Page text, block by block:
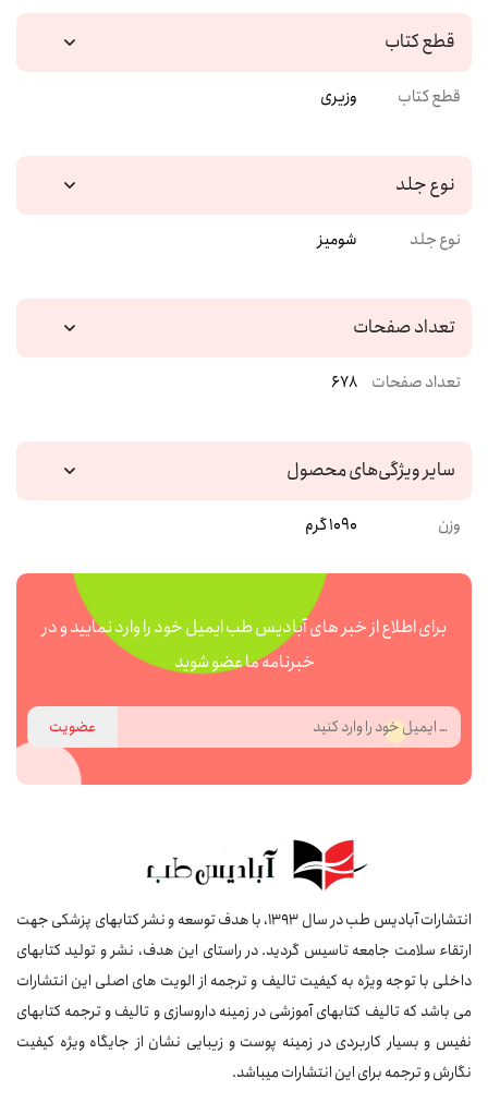
قطع کتاب
قطع کتاب وزیری
نوع جلد
نوع جلد شومیز
تعداد صفحات
تعداد صفحات 678
سایر ویژگی‌های محصول
وزن 1090 گرم
برای اطلاع از خبر های آبادیس طب ایمیل خود را وارد نمایید و در
خبرنامه ما عضو شوید
عضویت
انتشارات آبادیس طب در سال 1393، با هدف توسعه و نشر کتابهای پزشکی جهت
ارتقاء سلامت جامعه تاسیس گردید. در راستای این هدف، نشر و تولید کتابهای
داخلی با توجه ویژه به کیفیت تالیف و ترجمه از الویت های اصلی این انتشارات
می باشد که تالیف کتابهای آموزشی در زمینه داروسازی و تالیف و ترجمه کتابهای
نفیس و بسیار کاربردی در زمینه پوست و زیبایی نشان از جایگاه ویژه کیفیت
نگارش و ترجمه برای این انتشارات میباشد.